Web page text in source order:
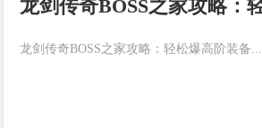
龙剑传奇BOSS之家攻略：轻松爆高阶装备...